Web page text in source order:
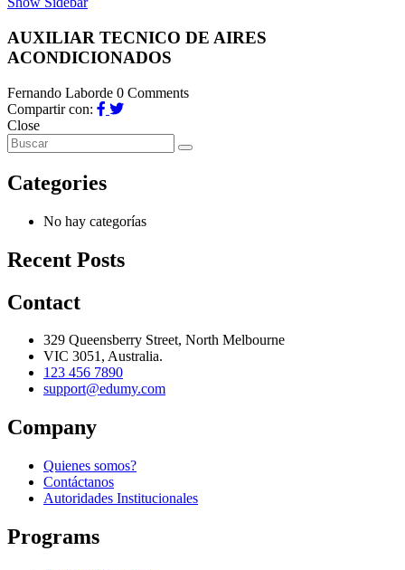
AUXILIAR TECNICO DE AIRES
ACONDICIONADOS
Fernando Laborde 0 Comments
Compartir con:
Close
Categories
No hay categorías
Recent Posts
Contact
329 Queensberry Street, North Melbourne
VIC 3051, Australia.
123 456 7890
support@edumy.com
Company
Quienes somos?
Contáctanos
Autoridades Institucionales
Programs